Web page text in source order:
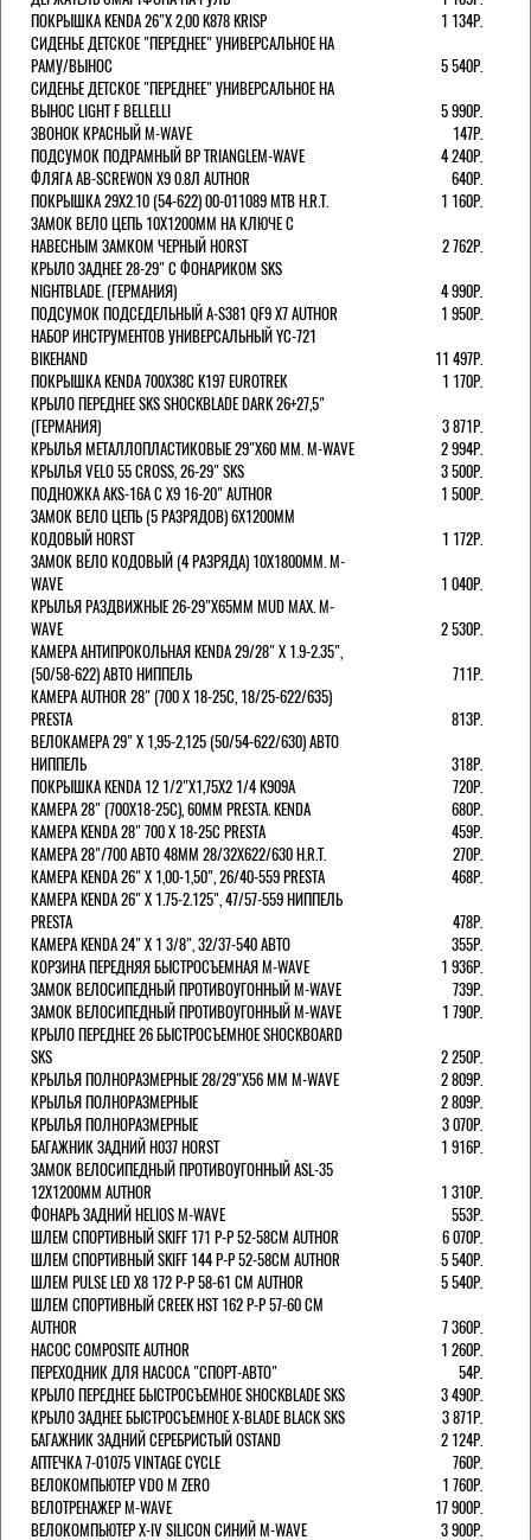
ПОКРЫШКА KENDA 26"Х 2,00 K878 KRISP
1 134Р.
СИДЕНЬЕ ДЕТСКОЕ "ПЕРЕДНЕЕ" УНИВЕРСАЛЬНОЕ НА
РАМУ/ВЫНОС
5 540Р.
СИДЕНЬЕ ДЕТСКОЕ "ПЕРЕДНЕЕ" УНИВЕРСАЛЬНОЕ НА
ВЫНОС LIGHT F BELLELLI
5 990Р.
ЗВОНОК КРАСНЫЙ M-WAVE
147Р.
ПОДСУМОК ПОДРАМНЫЙ BP TRIANGLEM-WAVE
4 240Р.
ФЛЯГА AB-SCREWON X9 0.8Л AUTHOR
640Р.
ПОКРЫШКА 29X2.10 (54-622) 00-011089 MTB H.R.T.
1 160Р.
ЗАМОК ВЕЛО ЦЕПЬ 10Х1200ММ НА КЛЮЧЕ С
НАВЕСНЫМ ЗАМКОМ ЧЕРНЫЙ HORST
2 762Р.
КРЫЛО ЗАДНЕЕ 28-29" С ФОНАРИКОМ SKS
NIGHTBLADE. (ГЕРМАНИЯ)
4 990Р.
ПОДСУМОК ПОДСЕДЕЛЬНЫЙ A-S381 QF9 X7 AUTHOR
1 950Р.
НАБОР ИНСТРУМЕНТОВ УНИВЕРСАЛЬНЫЙ YC-721
BIKEHAND
11 497Р.
ПОКРЫШКА KENDA 700Х38С K197 EUROTREK
1 170Р.
КРЫЛО ПЕРЕДНЕЕ SKS SHOCKBLADE DARK 26+27,5"
(ГЕРМАНИЯ)
3 871Р.
КРЫЛЬЯ МЕТАЛЛОПЛАСТИКОВЫЕ 29"Х60 ММ. M-WAVE
2 994Р.
КРЫЛЬЯ VELO 55 CROSS, 26-29" SKS
3 500Р.
ПОДНОЖКА AKS-16A C X9 16-20" AUTHOR
1 500Р.
ЗАМОК ВЕЛО ЦЕПЬ (5 РАЗРЯДОВ) 6Х1200ММ
КОДОВЫЙ HORST
1 172Р.
ЗАМОК ВЕЛО КОДОВЫЙ (4 РАЗРЯДА) 10Х1800ММ. M-
WAVE
1 040Р.
КРЫЛЬЯ РАЗДВИЖНЫЕ 26-29"Х65ММ MUD MAX. M-
WAVE
2 530Р.
КАМЕРА АНТИПРОКОЛЬНАЯ KENDA 29/28" Х 1.9-2.35",
(50/58-622) АВТО НИППЕЛЬ
711Р.
КАМЕРА AUTHOR 28" (700 Х 18-25С, 18/25-622/635)
PRESTA
813Р.
ВЕЛОКАМЕРА 29" X 1,95-2,125 (50/54-622/630) АВТО
НИППЕЛЬ
318Р.
ПОКРЫШКА KENDA 12 1/2"Х1,75X2 1/4 K909A
720Р.
КАМЕРА 28" (700Х18-25С), 60ММ PRESTA. KENDA
680Р.
КАМЕРА KENDA 28" 700 Х 18-25С PRESTA
459Р.
КАМЕРА 28"/700 АВТО 48ММ 28/32Х622/630 H.R.T.
270Р.
КАМЕРА KENDA 26" Х 1,00-1,50", 26/40-559 PRESTA
468Р.
КАМЕРА KENDA 26" Х 1.75-2.125", 47/57-559 НИППЕЛЬ
PRESTA
478Р.
КАМЕРА KENDA 24" Х 1 3/8", 32/37-540 АВТО
355Р.
КОРЗИНА ПЕРЕДНЯЯ БЫСТРОСЪЕМНАЯ M-WAVE
1 936Р.
ЗАМОК ВЕЛОСИПЕДНЫЙ ПРОТИВОУГОННЫЙ M-WAVE
739Р.
ЗАМОК ВЕЛОСИПЕДНЫЙ ПРОТИВОУГОННЫЙ M-WAVE
1 790Р.
КРЫЛО ПЕРЕДНЕЕ 26 БЫСТРОСЪЕМНОЕ SHOCKBOARD
SKS
2 250Р.
КРЫЛЬЯ ПОЛНОРАЗМЕРНЫЕ 28/29"Х56 ММ M-WAVE
2 809Р.
КРЫЛЬЯ ПОЛНОРАЗМЕРНЫЕ
2 809Р.
КРЫЛЬЯ ПОЛНОРАЗМЕРНЫЕ
3 070Р.
БАГАЖНИК ЗАДНИЙ H037 HORST
1 916Р.
ЗАМОК ВЕЛОСИПЕДНЫЙ ПРОТИВОУГОННЫЙ ASL-35
12Х1200ММ AUTHOR
1 310Р.
ФОНАРЬ ЗАДНИЙ HELIOS M-WAVE
553Р.
ШЛЕМ СПОРТИВНЫЙ SKIFF 171 Р-Р 52-58СМ AUTHOR
6 070Р.
ШЛЕМ СПОРТИВНЫЙ SKIFF 144 Р-Р 52-58СМ AUTHOR
5 540Р.
ШЛЕМ PULSE LED X8 172 Р-Р 58-61 СМ AUTHOR
5 540Р.
ШЛЕМ СПОРТИВНЫЙ CREEK HST 162 Р-Р 57-60 СМ
AUTHOR
7 360Р.
НАСОС COMPOSITE AUTHOR
1 260Р.
ПЕРЕХОДНИК ДЛЯ НАСОСА "СПОРТ-АВТО"
54Р.
КРЫЛО ПЕРЕДНЕЕ БЫСТРОСЪЕМНОЕ SHOCKBLADE SKS
3 490Р.
КРЫЛО ЗАДНЕЕ БЫСТРОСЪЕМНОЕ X-BLADE BLACK SKS
3 871Р.
БАГАЖНИК ЗАДНИЙ СЕРЕБРИСТЫЙ OSTAND
2 124Р.
АПТЕЧКА 7-01075 VINTAGE CYCLE
760Р.
ВЕЛОКОМПЬЮТЕР VDO M ZERO
1 760Р.
ВЕЛОТРЕНАЖЕР M-WAVE
17 900Р.
ВЕЛОКОМПЬЮТЕР X-IV SILICON СИНИЙ M-WAVE
3 900Р.